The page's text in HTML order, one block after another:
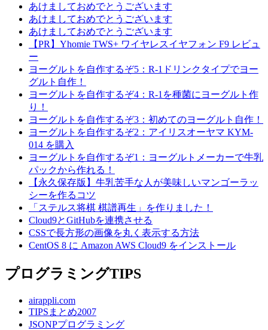
あけましておめでとうございます
あけましておめでとうございます
あけましておめでとうございます
【PR】Yhomie TWS+ ワイヤレスイヤフォン F9 レビュ
ー
ヨーグルトを自作するぞ5：R-1ドリンクタイプでヨー
グルト自作！
ヨーグルトを自作するぞ4：R-1を種菌にヨーグルト作
り！
ヨーグルトを自作するぞ3：初めてのヨーグルト自作！
ヨーグルトを自作するぞ2：アイリスオーヤマ KYM-
014 を購入
ヨーグルトを自作するぞ1：ヨーグルトメーカーで牛乳
パックから作れる！
【永久保存版】牛乳苦手な人が美味しいマンゴーラッ
シーを作るコツ
「ステルス将棋 棋譜再生」を作りました！
Cloud9とGitHubを連携させる
CSSで長方形の画像を丸く表示する方法
CentOS 8 に Amazon AWS Cloud9 をインストール
プログラミングTIPS
airappli.com
TIPSまとめ2007
JSONPプログラミング